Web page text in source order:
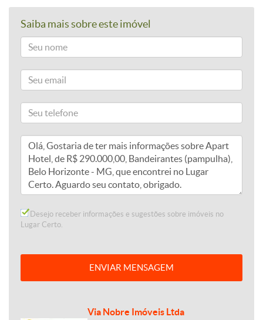
Saiba mais sobre este imóvel
Desejo receber informações e sugestões sobre imóveis no
Lugar Certo.
ENVIAR MENSAGEM
Via Nobre Imóveis Ltda